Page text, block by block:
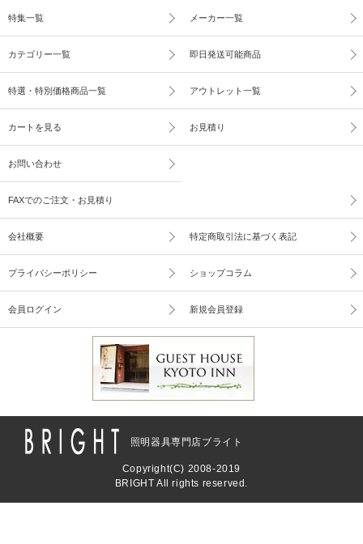
特集一覧 メーカー一覧
カテゴリー一覧 即日発送可能商品
特選・特別価格商品一覧 アウトレット一覧
カートを見る お見積り
お問い合わせ
FAXでのご注文・お見積り
会社概要 特定商取引法に基づく表記
プライバシーポリシー ショップコラム
会員ログイン 新規会員登録
照明器具専門店ブライト
Copyright(C) 2008-2019
BRIGHT All rights reserved.